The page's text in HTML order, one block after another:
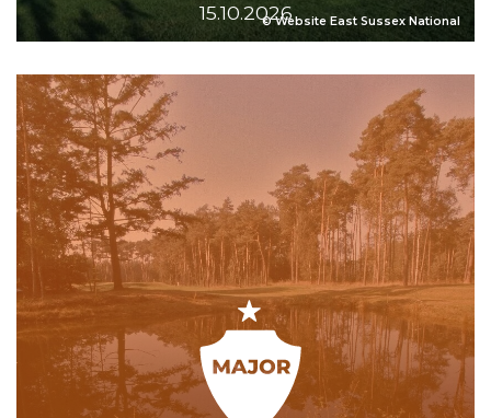
© Website East Sussex National
15.10.2026